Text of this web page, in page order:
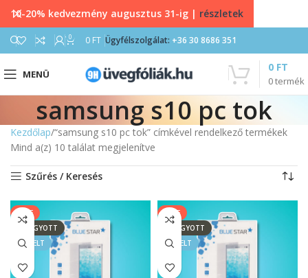
0 0 FT Ügyfélszolgálat: +36 30 8686 351
MENÜ
0termék
0 FT
samsung s10 pc tok
Kezdőlap “samsung s10 pc tok” címkével rendelkező termékek
Mind a(z) 10 találat megjelenítve
Szűrés / Keresés
SALE
ELFOGYOTT
KIEMELT
SALE
ELFOGYOTT
KIEMELT
10-20% kedvezmény augusztus 31-ig | részletek